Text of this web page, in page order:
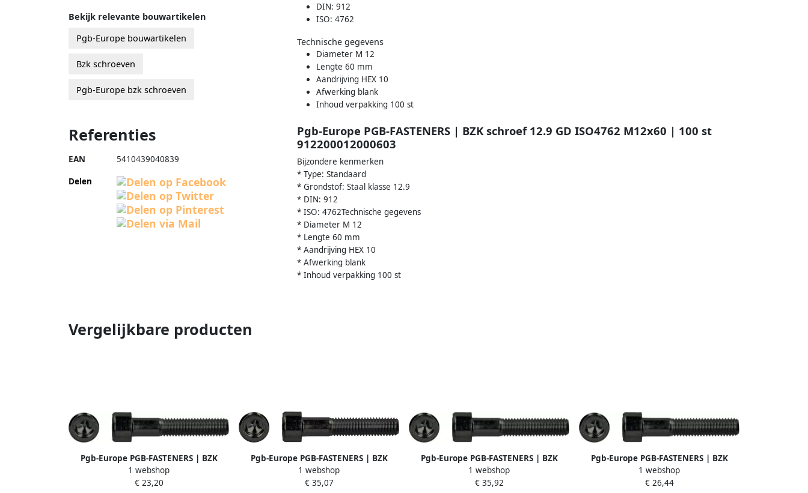
DIN: 912
ISO: 4762
Technische gegevens
Diameter M 12
Lengte 60 mm
Aandrijving HEX 10
Afwerking blank
Inhoud verpakking 100 st
Pgb-Europe PGB-FASTENERS | BZK schroef 12.9 GD ISO4762 M12x60 | 100 st
912200012000603
Bijzondere kenmerken
* Type: Standaard
* Grondstof: Staal klasse 12.9
* DIN: 912
* ISO: 4762Technische gegevens
* Diameter M 12
* Lengte 60 mm
* Aandrijving HEX 10
* Afwerking blank
* Inhoud verpakking 100 st
Bekijk relevante bouwartikelen
Pgb-Europe bouwartikelen
Bzk schroeven
Pgb-Europe bzk schroeven
Referenties
EAN 5410439040839
Delen
Vergelijkbare producten
Pgb-Europe PGB-FASTENERS | BZK
schroef 12.9 GD ISO4762 M 6x35 | 200
st 912200006000353
1 webshop
€ 23,20
Pgb-Europe PGB-FASTENERS | BZK
schroef 12.9 GD ISO4762 M24x90 | 10
st 912200024000903
1 webshop
€ 35,07
Pgb-Europe PGB-FASTENERS | BZK
schroef 12.9 GD ISO4762 M12x90 | 50
st 912200012000903
1 webshop
€ 35,92
Pgb-Europe PGB-FASTENERS | BZK
schroef 12.9 GD ISO4762 M 6x60 | 200
st 912200006000603
1 webshop
€ 26,44